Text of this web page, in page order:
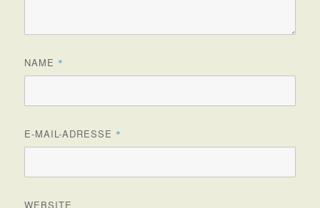
NAME *
E-MAIL-ADRESSE *
WEBSITE